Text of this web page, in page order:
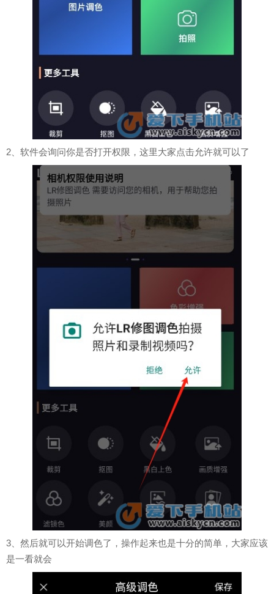
2、软件会询问你是否打开权限，这里大家点击允许就可以了
3、然后就可以开始调色了，操作起来也是十分的简单，大家应该
是一看就会